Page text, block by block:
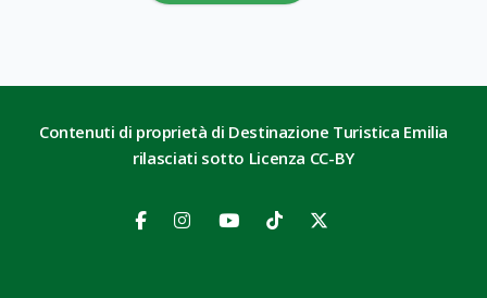
Contenuti di proprietà di Destinazione Turistica Emilia
rilasciati sotto Licenza CC-BY